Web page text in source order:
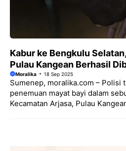
Kabur ke Bengkulu
Pulau Kangean Berhasil
Moralika 18 Sep 2025
Sumenep, moralika.com – Polisi
penemuan mayat bayi dalam
Kecamatan Arjasa, Pulau